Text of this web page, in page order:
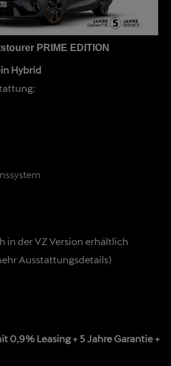
PRIME EDITION
Hybrid
in der VZ Version erhältlich
Ausstattungsdetails)
0,9% Leasing + 5 Jahre Garantie +